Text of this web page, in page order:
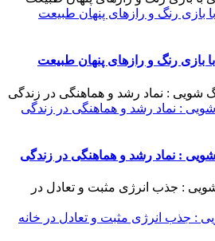
بازی رنگ و رازهای پنهان طبیعت
بازی رنگ و رازهای پنهان طبیعت
: نماد رشد و هماهنگی در زندگی
: نماد رشد و هماهنگی در زندگی
: جذب انرژی مثبت و تعادل در خانه